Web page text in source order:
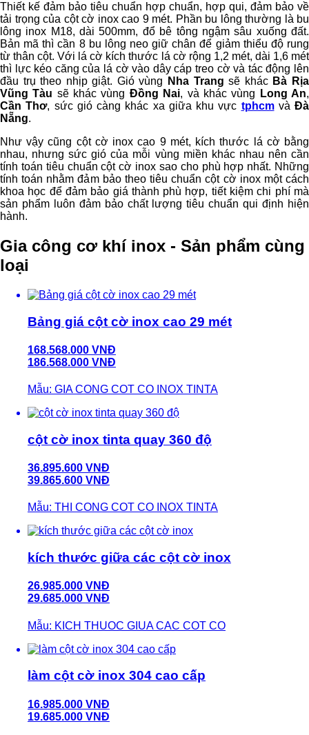
Thiết kế đảm bảo tiêu chuẩn hợp chuẩn, hợp qui, đảm bảo về
tải trọng của cột cờ inox cao 9 mét. Phần bu lông thường là bu
lông inox M18, dài 500mm, đổ bê tông ngậm sâu xuống đất.
Bản mã thì cần 8 bu lông neo giữ chân để giảm thiểu độ rung
từ thân cột. Với lá cờ kích thước lá cờ rộng 1,2 mét, dài 1,6 mét
thì lực kéo căng của lá cờ vào dây cáp treo cờ và tác động lên
đầu trụ theo nhịp giật. Gió vùng
Nha Trang sẽ khác Bà Rịa
Vũng Tàu sẽ khác vùng Đồng Nai, và khác vùng Long An,
Cần Thơ, sức gió càng khác xa giữa khu vực tphcmvà Đà
Nẵng.
Như vậy cũng cột cờ inox cao 9 mét, kích thước lá cờ bằng
nhau, nhưng sức gió của mỗi vùng miền khác nhau nên cần
tính toán tiêu chuẩn cột cờ inox sao cho phù hợp nhất. Những
tính toán nhằm đảm bảo theo tiêu chuẩn cột cờ inox một cách
khoa học để đảm bảo giá thành phù hợp, tiết kiệm chi phí mà
sản phẩm luôn đảm bảo chất lượng tiêu chuẩn qui định hiện
hành.
Gia công cơ khí inox - Sản phẩm cùng
loại
Bảng giá cột cờ inox cao 29 mét
168.568.000 VNĐ
186.568.000 VNĐ
Mẫu: GIA CONG COT CO INOX TINTA
cột cờ inox tinta quay 360 độ
36.895.600 VNĐ
39.865.600 VNĐ
Mẫu: THI CONG COT CO INOX TINTA
kích thước giữa các cột cờ inox
26.985.000 VNĐ
29.685.000 VNĐ
Mẫu: KICH THUOC GIUA CAC COT CO
làm cột cờ inox 304 cao cấp
16.985.000 VNĐ
19.685.000 VNĐ